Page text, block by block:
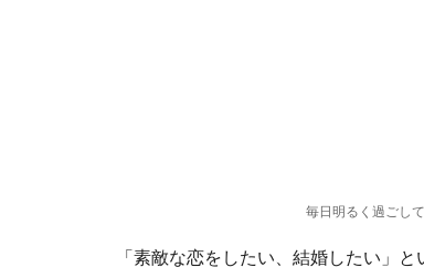
毎日明るく過ごし
「素敵な恋をしたい、結婚したい」